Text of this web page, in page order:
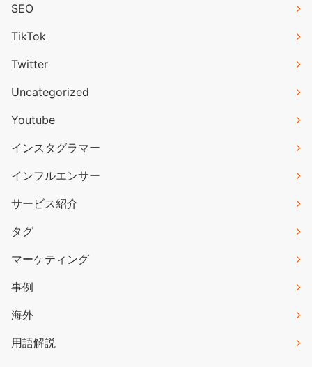
SEO
TikTok
Twitter
Uncategorized
Youtube
インスタグラマー
インフルエンサー
サービス紹介
タグ
マーケティング
事例
海外
用語解説